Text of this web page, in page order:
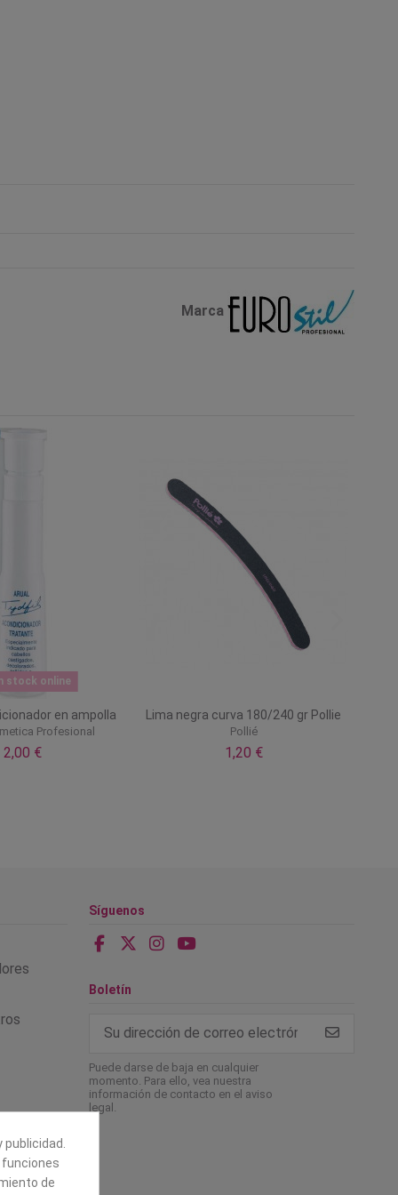
Marca
stock online
en ampolla
Profesional
2,00 €
Lima negra curva 180/240 gr Pollie
Pollié
1,20 €
Síguenos
Boletín
Puede darse de baja en cualquier
momento. Para ello, vea nuestra
información de contacto en el aviso
legal.
publicidad.
de